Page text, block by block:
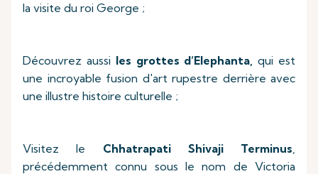
la visite du roi George ;
Découvrez aussi les grottes d’Elephanta,qui est
une incroyable fusion d'art rupestre derrière avec
une illustre histoire culturelle ;
Visitez le Chhatrapati Shivaji Terminus,
précédemment connu sous le nom de Victoria